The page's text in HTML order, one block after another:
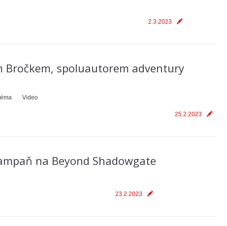
2.3.2023
Bročkem, spoluautorem adventury
Video
25.2.2023
na Beyond Shadowgate
23.2.2023